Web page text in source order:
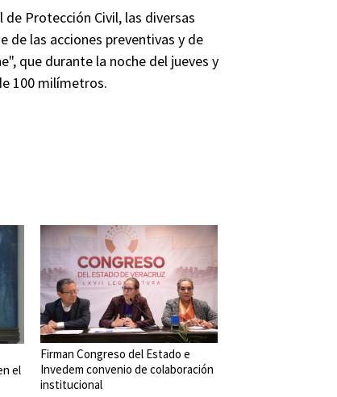
Protección Civil, las diversas
de las acciones preventivas y de
que durante la noche del jueves y
100 milímetros.
el
Firman Congreso del Estado e
Invedem convenio de colaboración
institucional